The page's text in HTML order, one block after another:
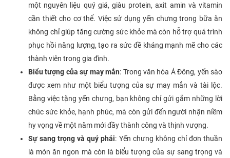
một nguyên liệu quý giá, giàu protein, axit amin và vitamin
cần thiết cho cơ thể. Việc sử dụng yến chưng trong bữa ăn
không chỉ giúp tăng cường sức khỏe mà còn hỗ trợ quá trình
phục hồi năng lượng, tạo ra sức đề kháng mạnh mẽ cho các
thành viên trong gia đình.
Biểu tượng của sự may mắn: Trong văn hóa Á Đông, yến sào
được xem như một biểu tượng của sự may mắn và tài lộc.
Bằng việc tặng yến chưng, bạn không chỉ gửi gắm những lời
chúc sức khỏe, hạnh phúc, mà còn gửi đến người nhận niềm
hy vọng về một năm mới đầy thành công và thịnh vượng.
Sự sang trọng và quý phái: Yến chưng không chỉ đơn thuần
là món ăn ngon mà còn là biểu tượng của sự sang trọng và